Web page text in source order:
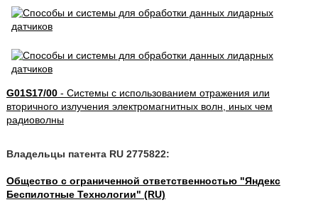
G01S17/00- Системы с использованием отражения или
вторичного излучения электромагнитных волн, иных чем
радиоволны
Владельцы патента RU 2775822:
Общество с ограниченной ответственностью "Яндекс
Беспилотные Технологии" (RU)